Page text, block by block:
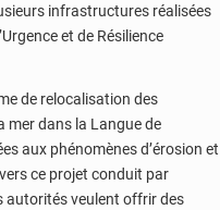
infrastructures réalisées
et de Résilience
de relocalisation des
mer dans la Langue de
aux phénomènes d’érosion et
ce projet conduit par
autorités veulent offrir des